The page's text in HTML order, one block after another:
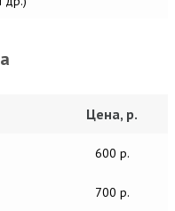
Цена, р.
600 р.
700 р.